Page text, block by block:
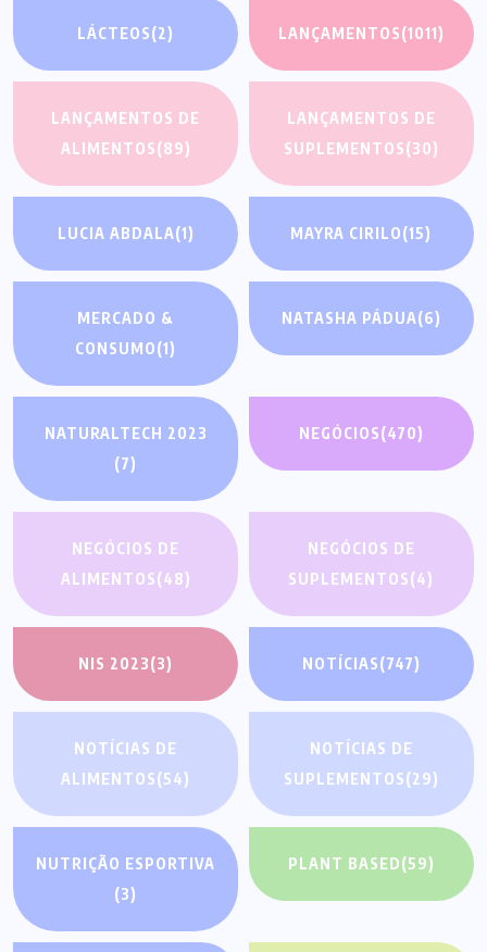
LÁCTEOS(2) LANÇAMENTOS(1011)
LANÇAMENTOS DE
ALIMENTOS(89)
LANÇAMENTOS DE
SUPLEMENTOS(30)
LUCIA ABDALA(1) MAYRA CIRILO(15)
MERCADO &
CONSUMO(1)
NATASHA PÁDUA(6)
NATURALTECH 2023
(7)
NEGÓCIOS(470)
NEGÓCIOS DE
ALIMENTOS(48)
NEGÓCIOS DE
SUPLEMENTOS(4)
NIS 2023(3) NOTÍCIAS(747)
NOTÍCIAS DE
ALIMENTOS(54)
NOTÍCIAS DE
SUPLEMENTOS(29)
NUTRIÇÃO ESPORTIVA
(3)
PLANT BASED(59)